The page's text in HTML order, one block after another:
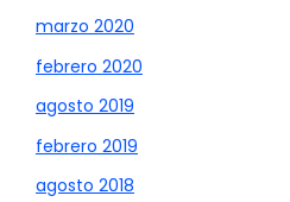
marzo 2020
febrero 2020
agosto 2019
febrero 2019
agosto 2018